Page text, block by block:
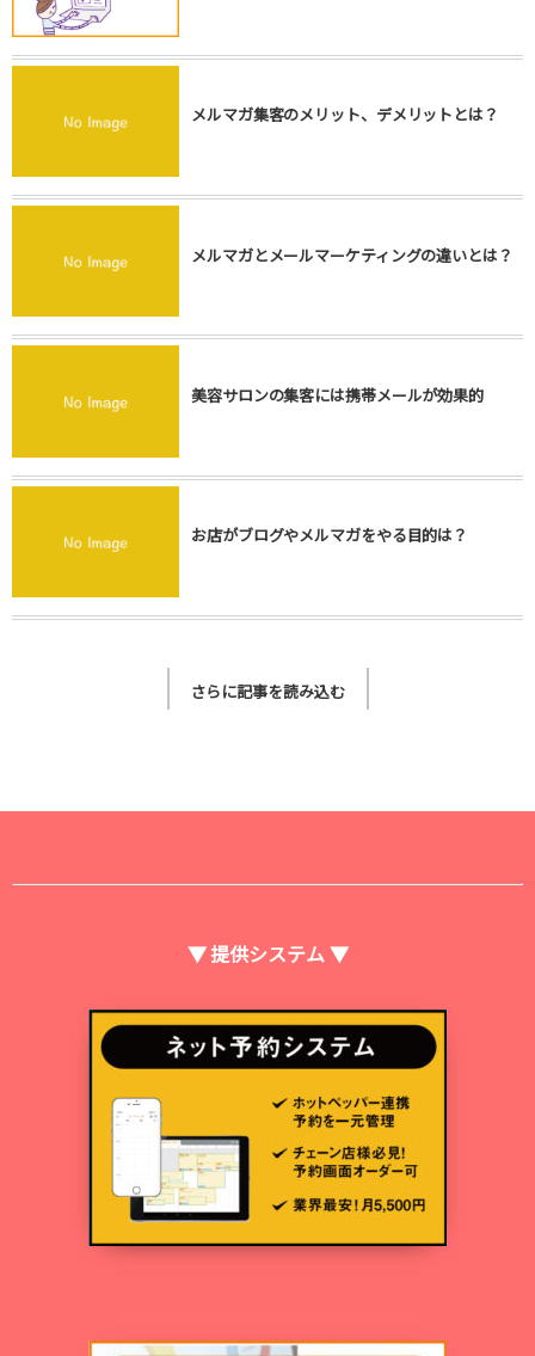
メルマガ集客のメリット、デメリットとは？
メルマガとメールマーケティングの違いとは？
美容サロンの集客には携帯メールが効果的
お店がブログやメルマガをやる目的は？
さらに記事を読み込む
▼ 提供システム ▼